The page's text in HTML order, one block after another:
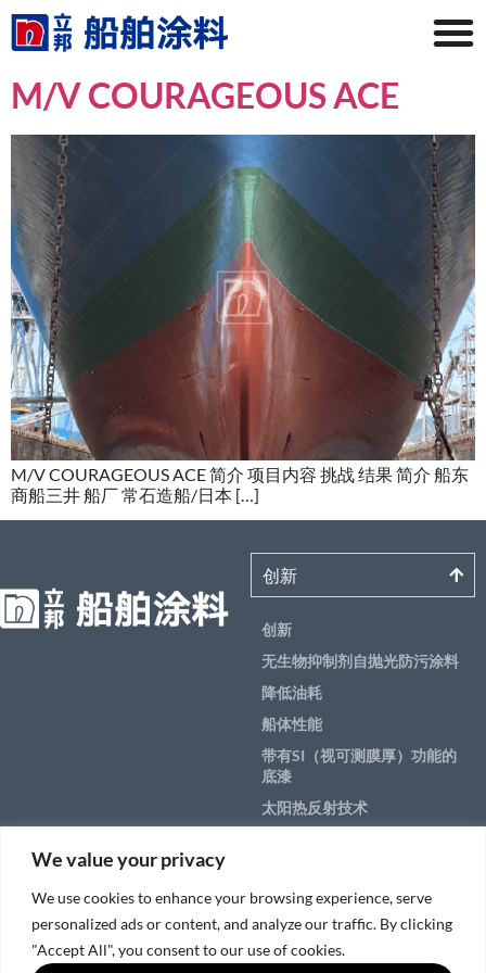
We value your privacy
We use cookies to enhance your browsing experience, serve
personalized ads or content, and analyze our traffic. By clicking
"Accept All", you consent to our use of cookies.
M/V COURAGEOUS ACE
M/V COURAGEOUS ACE 简介 项目内容 挑战 结果 简介 船东
商船三井 船厂 常石造船/日本 […]
创新
创新
无生物抑制剂自抛光防污涂料
降低油耗
船体性能
带有SI（视可测膜厚）功能的
底漆
太阳热反射技术
应用
船舶各部位解决方案